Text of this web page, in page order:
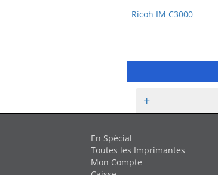
Ricoh IM C3000
+
En Spécial
Toutes les Imprimantes
Mon Compte